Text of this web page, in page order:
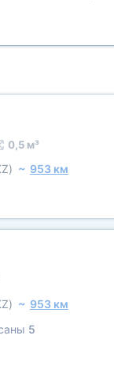
0,5 м³
~ 953 км
~ 953 км
5